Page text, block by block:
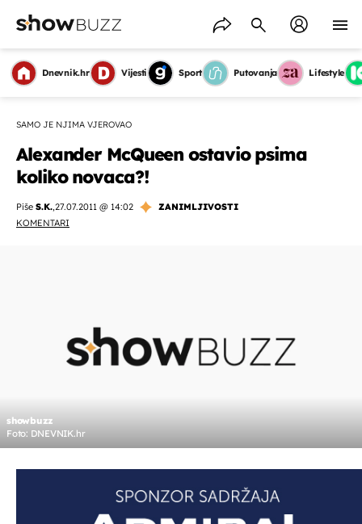
Dnevnik.hr Vijesti Sport Putovanja Lifestyle
SAMO JE NJIMA VJEROVAO
Alexander McQueen ostavio psima
koliko novaca?!
Piše S.K.,27.07.2011 @ 14:02
ZANIMLJIVOSTI
KOMENTARI
showbuzz
Foto: DNEVNIK.hr